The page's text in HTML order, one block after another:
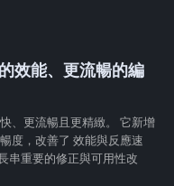
效能、更流暢的編
、更流暢且更精緻。 它新增
度，改善了 效能與反應速
串重要的修正與可用性改